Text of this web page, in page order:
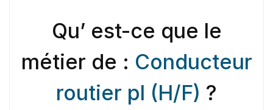
Qu’ est-ce que le
métier de : Conducteur
routier pl (H/F) ?